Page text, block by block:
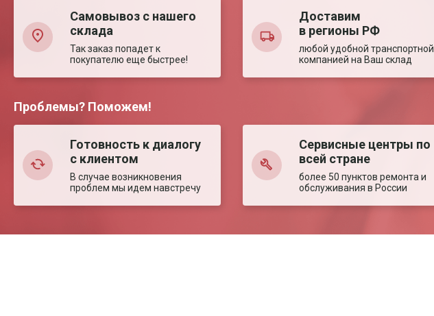
Самовывоз с нашего
склада
Так заказ попадет к
покупателю еще быстрее!
Доставим
в регионы РФ
любой удобной транспортной
компанией на Ваш склад
Проблемы? Поможем!
Готовность к диалогу
с клиентом
В случае возникновения
проблем мы идем навстречу
Сервисные центры по
всей стране
более 50 пунктов ремонта и
обслуживания в России